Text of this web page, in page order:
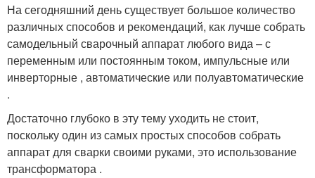
На сегодняшний день существует большое количество
различных способов и рекомендаций, как лучше собрать
самодельный сварочный аппарат любого вида – с
переменным или постоянным током, импульсные или
инверторные , автоматические или полуавтоматические
.
Достаточно глубоко в эту тему уходить не стоит,
поскольку один из самых простых способов собрать
аппарат для сварки своими руками, это использование
трансформатора .